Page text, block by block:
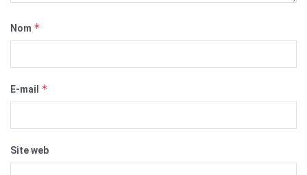
Nom *
E-mail *
Site web